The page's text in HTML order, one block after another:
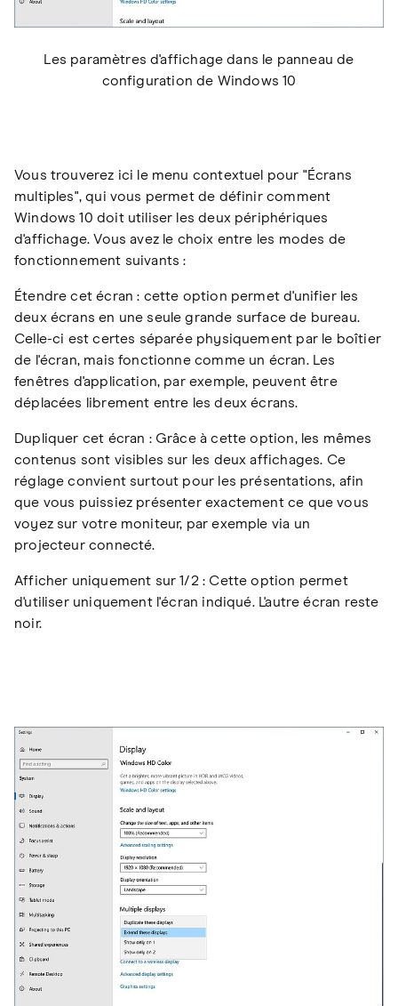
Les paramètres d'affichage dans le panneau de
configuration de Windows 10
Vous trouverez ici le menu contextuel pour "Écrans
multiples", qui vous permet de définir comment
Windows 10 doit utiliser les deux périphériques
d'affichage. Vous avez le choix entre les modes de
fonctionnement suivants :
Étendre cet écran : cette option permet d'unifier les
deux écrans en une seule grande surface de bureau.
Celle-ci est certes séparée physiquement par le boîtier
de l'écran, mais fonctionne comme un écran. Les
fenêtres d'application, par exemple, peuvent être
déplacées librement entre les deux écrans.
Dupliquer cet écran : Grâce à cette option, les mêmes
contenus sont visibles sur les deux affichages. Ce
réglage convient surtout pour les présentations, afin
que vous puissiez présenter exactement ce que vous
voyez sur votre moniteur, par exemple via un
projecteur connecté.
Afficher uniquement sur 1/2 : Cette option permet
d'utiliser uniquement l'écran indiqué. L'autre écran reste
noir.